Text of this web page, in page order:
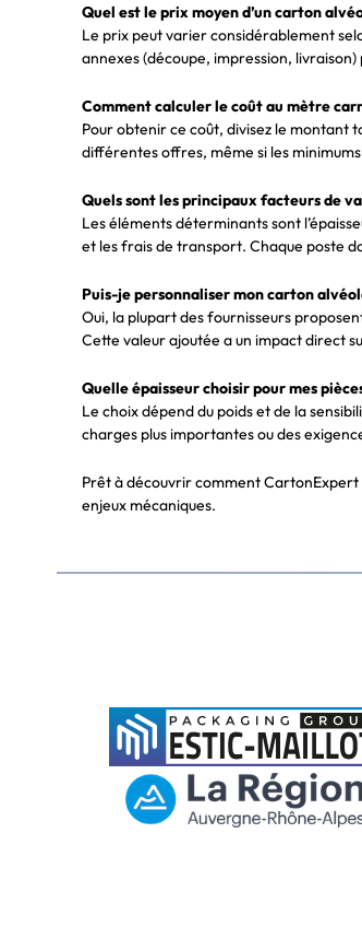
Quel est le prix moyen d’un carton
Le prix peut varier considérablement
annexes (découpe, impression,
Comment calculer le coût au mètre
Pour obtenir ce coût, divisez le montant
différentes offres, même si les
Quels sont les principaux facteurs de
Les éléments déterminants sont
et les frais de transport. Chaque poste
Puis-je personnaliser mon carton
Oui, la plupart des fournisseurs
Cette valeur ajoutée a un impact direct
Quelle épaisseur choisir pour mes
Le choix dépend du poids et de la
charges plus importantes ou des
Prêt à découvrir comment CartonExpert
enjeux mécaniques.